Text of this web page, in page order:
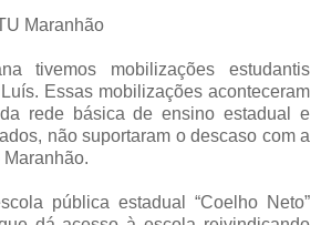
Maranhão
tivemos mobilizações estudantis
Essas mobilizações aconteceram
rede básica de ensino estadual e
não suportaram o descaso com a
pública estadual “Coelho Neto”